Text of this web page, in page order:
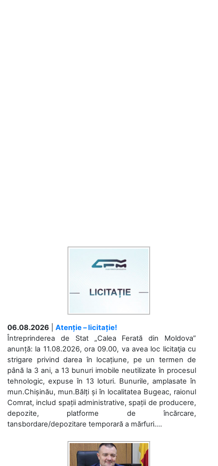
06.08.2026
Atenție – licitație!
Întreprinderea de Stat „Calea Ferată din Moldova”
anunță: la 11.08.2026, ora 09.00, va avea loc licitaţia cu
strigare privind darea în locațiune, pe un termen de
până la 3 ani, a 13 bunuri imobile neutilizate în procesul
tehnologic, expuse în 13 loturi. Bunurile, amplasate în
mun.Chișinău, mun.Bălți și în localitatea Bugeac, raionul
Comrat, includ spații administrative, spații de producere,
depozite, platforme de încărcare,
tansbordare/depozitare temporară a mărfuri....